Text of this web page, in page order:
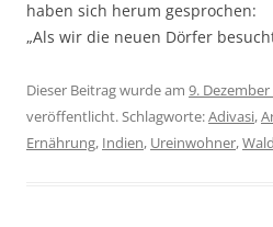
haben sich herum gesprochen:
„Als wir die neuen Dörfer
Dieser Beitrag wurde am 9. Dezember
veröffentlicht. Schlagworte:Adivasi,
Ernährung, Indien, Ureinwohner,Wald